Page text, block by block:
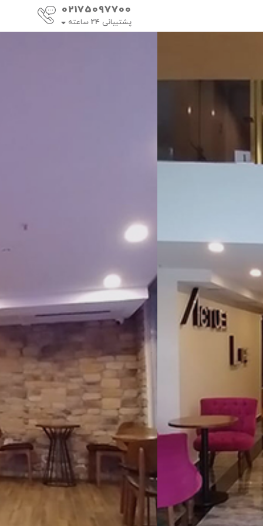
02175097700
پشتیبانی 24 ساعته